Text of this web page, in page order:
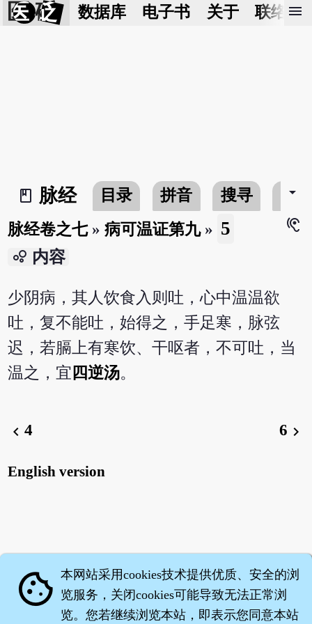
医 砭 数据库 电子书 关于 联络我
menu
book_2
脉经 目录 拼音 搜寻 书介
arrow_drop_down
脉经卷之七»病可温证第九» 5
hearing
bubble_chart 内容
少阴病，其人饮食入则吐，心中温温欲
吐，复不能吐，始得之，手足寒，脉弦
迟，若膈上有寒饮、干呕者，不可吐，当
温之，宜 四逆汤。
chevron_left4 6 chevron_right
English version
cookie 本网站采用cookies技术提供优质、安全的浏
览服务，关闭cookies可能导致无法正常浏
览。您若继续浏览本站，即表示您同意本站